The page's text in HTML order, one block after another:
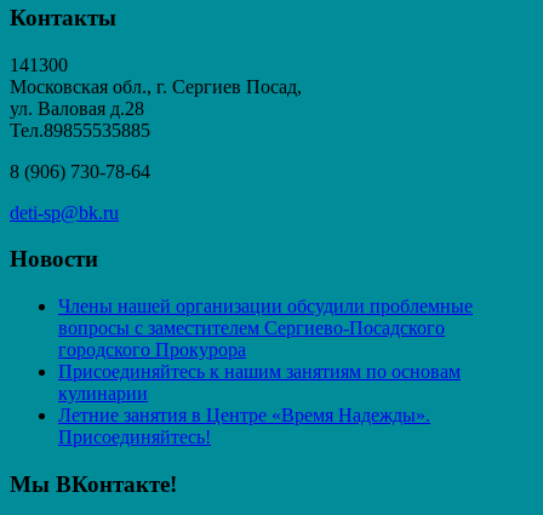
Контакты
141300
Московская обл., г. Сергиев Посад,
ул. Валовая д.28
Тел.89855535885
8 (906) 730-78-64
deti-sp@bk.ru
Новости
Члены нашей организации обсудили проблемные
вопросы с заместителем Сергиево-Посадского
городского Прокурора
Присоединяйтесь к нашим занятиям по основам
кулинарии
Летние занятия в Центре «Время Надежды».
Присоединяйтесь!
Мы ВКонтакте!